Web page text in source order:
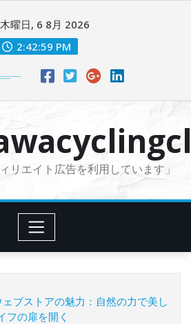
木曜日, 6 8月 2026
2:43:00 PM
リエイト広告を利用しています」
ブストアの魅力：自然の力で美し
フの扉を開く